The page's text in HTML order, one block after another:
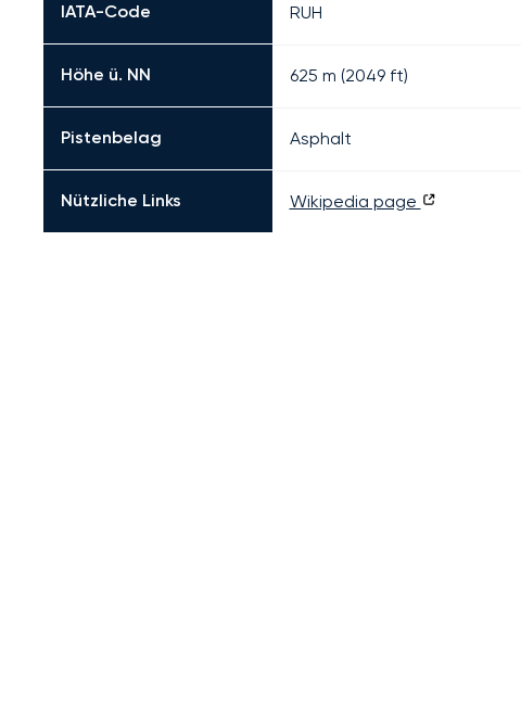
IATA-Code RUH
Höhe ü. NN 625 m (2049 ft)
Pistenbelag Asphalt
Nützliche Links Wikipedia page